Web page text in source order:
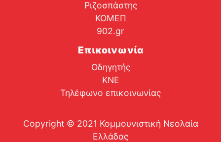
Ριζοσπάστης
ΚΟΜΕΠ
902.gr
Επικοινωνία
Οδηγητής
ΚΝΕ
Τηλέφωνο επικοινωνίας
Copyright © 2021 Κομμουνιστική Νεολαία
Ελλάδας